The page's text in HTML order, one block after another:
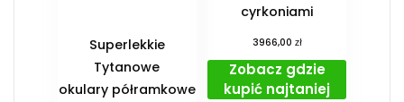
Superlekkie
Tytanowe
okulary półramkowe
cyrkoniami
3966,00 zł
Zobacz gdzie
kupić najtaniej